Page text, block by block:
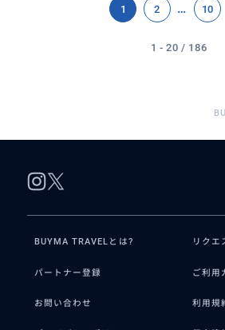
1 2 … 10
1 - 20 / 186
BUYMA TRAVELとは? リクエ
パートナー登録 ご利用
お問い合わせ 利用規